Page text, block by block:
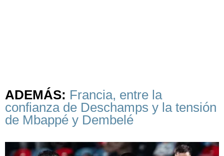
ADEMÁS: Francia, entre la
confianza de Deschamps y la tensión
de Mbappé y Dembelé